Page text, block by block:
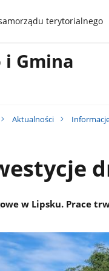
terytorialnego
Gmina
Aktualności
w Lipsku. Prace